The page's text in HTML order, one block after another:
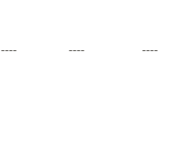
---- ---- ----